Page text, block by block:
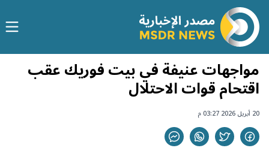
مواجهات عنيفة في بيت فوريك عقب
اقتحام قوات الاحتلال
20 أبريل 2026 03:27 م